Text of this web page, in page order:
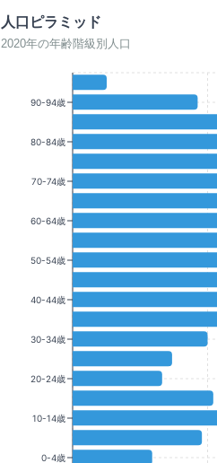
人口ピラミッド
2020年の年齢階級別人口
90-94歳
80-84歳
70-74歳
60-64歳
50-54歳
40-44歳
30-34歳
20-24歳
10-14歳
0-4歳